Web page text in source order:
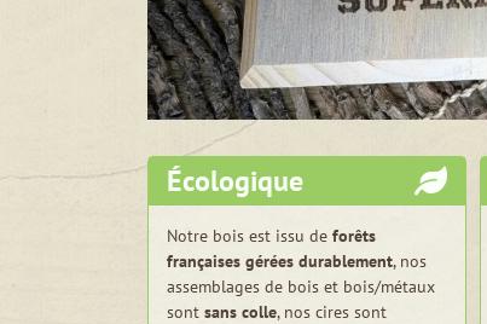
Écologique
Notre bois est issu de forêts
françaises gérées durablement, nos
assemblages de bois et bois/métaux
sont sans colle, nos cires sont